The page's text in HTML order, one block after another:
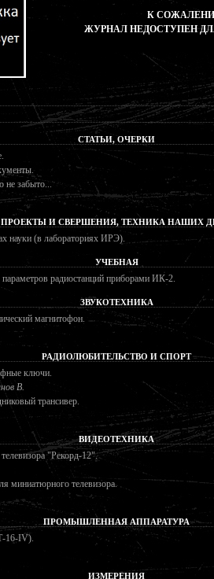
К
ЖУРНАЛ НЕДОСТУПЕН
СТАТЬИ, ОЧЕРКИ
забыто...
ПРОЕКТЫ И СВЕРШЕНИЯ, ТЕХНИКА НАШИХ
науки (в лабораториях ИРЭ).
УЧЕБНАЯ
радиостанций приборами ИК-2.
ЗВУКОТЕХНИКА
магнитофон.
РАДИОЛЮБИТЕЛЬСТВО И СПОРТ
ключи.
В.
трансивер.
ВИДЕОТЕХНИКА
"Рекорд-12".
миниатюрного телевизора.
ПРОМЫШЛЕННАЯ АППАРАТУРА
16-IV).
ИЗМЕРЕНИЯ